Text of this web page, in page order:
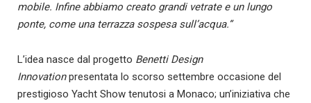
mobile. Infine abbiamo creato grandi vetrate e un lungo
ponte, come una terrazza sospesa sull’acqua.”
L’idea nasce dal progetto Benetti Design
Innovationpresentata lo scorso settembre occasione del
prestigioso Yacht Show tenutosi a Monaco; un’iniziativa che